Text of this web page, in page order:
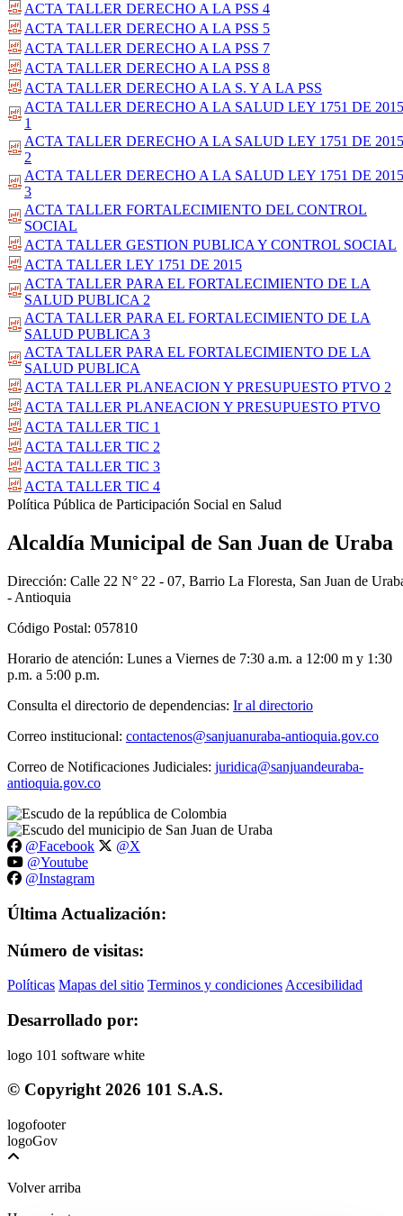
ACTA TALLER DERECHO A LA PSS 4
ACTA TALLER DERECHO A LA PSS 5
ACTA TALLER DERECHO A LA PSS 7
ACTA TALLER DERECHO A LA PSS 8
ACTA TALLER DERECHO A LA S. Y A LA PSS
ACTA TALLER DERECHO A LA SALUD LEY 1751 DE 2015
1
ACTA TALLER DERECHO A LA SALUD LEY 1751 DE 2015
2
ACTA TALLER DERECHO A LA SALUD LEY 1751 DE 2015
3
ACTA TALLER FORTALECIMIENTO DEL CONTROL
SOCIAL
ACTA TALLER GESTION PUBLICA Y CONTROL SOCIAL
ACTA TALLER LEY 1751 DE 2015
ACTA TALLER PARA EL FORTALECIMIENTO DE LA
SALUD PUBLICA 2
ACTA TALLER PARA EL FORTALECIMIENTO DE LA
SALUD PUBLICA 3
ACTA TALLER PARA EL FORTALECIMIENTO DE LA
SALUD PUBLICA
ACTA TALLER PLANEACION Y PRESUPUESTO PTVO 2
ACTA TALLER PLANEACION Y PRESUPUESTO PTVO
ACTA TALLER TIC 1
ACTA TALLER TIC 2
ACTA TALLER TIC 3
ACTA TALLER TIC 4
​Política Pública de Participación Social en Salud
Alcaldía Municipal de San Juan de Uraba
Dirección: Calle 22 N° 22 - 07, Barrio La Floresta, San Juan de
- Antioquia
Código Postal: 057810
Horario de atención: Lunes a Viernes de 7:30 a.m. a 12:00 m y 1:30
p.m. a 5:00 p.m.
Consulta el directorio de dependencias: Ir al directorio
Correo institucional: contactenos@sanjuanuraba-antioquia.gov.co
Correo de Notificaciones Judiciales: juridica@sanjuandeuraba-
antioquia.gov.co
@Facebook
@X
@Youtube
@Instagram
Última Actualización:
Número de visitas:
Políticas Mapas del sitio Terminos y condiciones Accesibilidad
Desarrollado por:
© Copyright2026 101 S.A.S.
Volver arriba